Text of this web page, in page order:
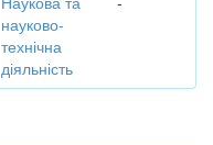
науково-
технічна
діяльність